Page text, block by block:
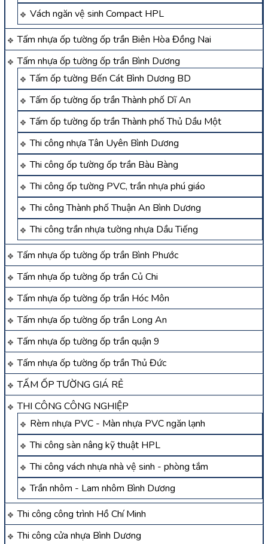
Vách ngăn vệ sinh Compact HPL
Tấm nhựa ốp tường ốp trần Biên Hòa Đồng Nai
Tấm nhựa ốp tường ốp trần Bình Dương
Tấm ốp tường Bến Cát Bình Dương BD
Tấm ốp tường ốp trần Thành phố Dĩ An
Tấm ốp tường ốp trần Thành phố Thủ Dầu Một
Thi công nhựa Tân Uyên Bình Dương
Thi công ốp tường ốp trần Bàu Bàng
Thi công ốp tường PVC, trần nhựa phú giáo
Thi công Thành phố Thuận An Bình Dương
Thi công trần nhựa tường nhựa Dầu Tiếng
Tấm nhựa ốp tường ốp trần Bình Phước
Tấm nhựa ốp tường ốp trần Củ Chi
Tấm nhựa ốp tường ốp trần Hóc Môn
Tấm nhựa ốp tường ốp trần Long An
Tấm nhựa ốp tường ốp trần quận 9
Tấm nhựa ốp tường ốp trần Thủ Đức
TẤM ỐP TƯỜNG GIÁ RẺ
THI CÔNG CÔNG NGHIỆP
Rèm nhựa PVC - Màn nhựa PVC ngăn lạnh
Thi công sàn nâng kỹ thuật HPL
Thi công vách nhựa nhà vệ sinh - phòng tắm
Trần nhôm - Lam nhôm Bình Dương
Thi công công trình Hồ Chí Minh
Thi công cửa nhựa Bình Dương